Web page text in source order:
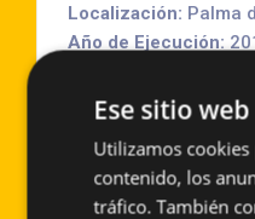
Localización: Palma
Año de Ejecución:
Sistema empleado:
FAN Mallorca
(España)
Ese sitio
Utilizamos
contenido, los
tráfico. También